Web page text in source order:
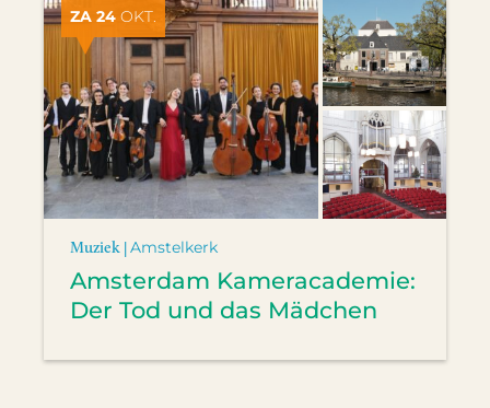
ZA 24 OKT.
Muziek |Amstelkerk
Amsterdam Kameracademie:
Der Tod und das Mädchen